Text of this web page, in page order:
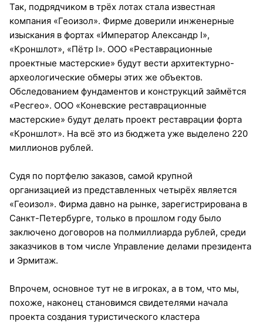
Так, подрядчиком в трёх лотах стала известная
компания «Геоизол». Фирме доверили инженерные
изыскания в фортах «Император Александр I»,
«Кроншлот», «Пётр I». ООО «Реставрационные
проектные мастерские» будут вести архитектурно-
археологические обмеры этих же объектов.
Обследованием фундаментов и конструкций займётся
«Ресгео». ООО «Коневские реставрационные
мастерские» будут делать проект реставрации форта
«Кроншлот». На всё это из бюджета уже выделено 220
миллионов рублей.
Судя по портфелю заказов, самой крупной
организацией из представленных четырёх является
«Геоизол». Фирма давно на рынке, зарегистрирована в
Санкт-Петербурге, только в прошлом году было
заключено договоров на полмиллиарда рублей, среди
заказчиков в том числе Управление делами президента
и Эрмитаж.
Впрочем, основное тут не в игроках, а в том, что мы,
похоже, наконец становимся свидетелями начала
проекта создания туристического кластера